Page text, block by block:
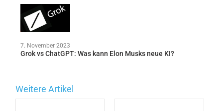
7. November 2023
Grok vs ChatGPT: Was kann Elon Musks neue KI?
Weitere Artikel